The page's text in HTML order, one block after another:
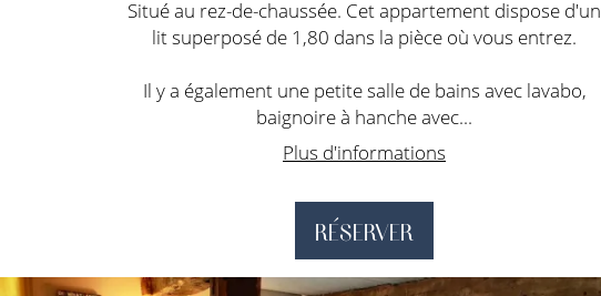
Situé au rez-de-chaussée. Cet appartement dispose d'un
lit superposé de 1,80 dans la pièce où vous entrez.
Il y a également une petite salle de bains avec lavabo,
baignoire à hanche avec...
Plus d'informations
RÉSERVER